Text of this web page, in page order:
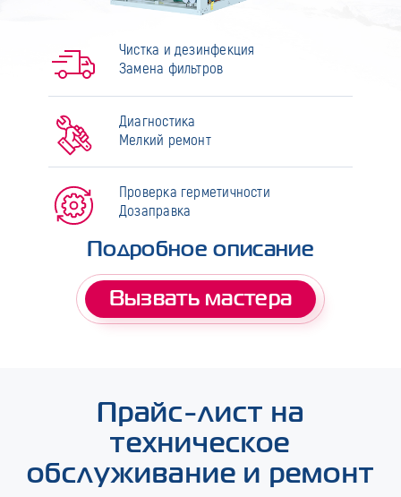
Чистка и дезинфекция
Замена фильтров
Диагностика
Мелкий ремонт
Проверка герметичности
Дозаправка
Подробное описание
Вызвать мастера
Прайс-лист на
техническое
обслуживание и ремонт